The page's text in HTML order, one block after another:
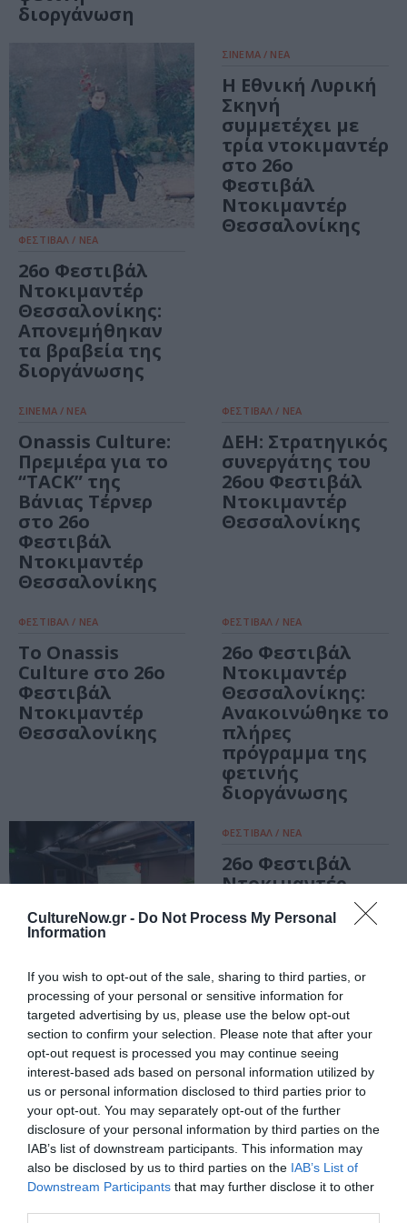
CultureNow.gr - Do Not Process My Personal
Information
If you wish to opt-out of the sale, sharing to third parties, or
processing of your personal or sensitive information for
targeted advertising by us, please use the below opt-out
section to confirm your selection. Please note that after your
opt-out request is processed you may continue seeing
interest-based ads based on personal information utilized by
us or personal information disclosed to third parties prior to
your opt-out. You may separately opt-out of the further
disclosure of your personal information by third parties on the
IAB’s list of downstream participants. This information may
also be disclosed by us to third parties on the IAB’s List of
Downstream Participants that may further disclose it to other
διοργάνωση
ΦΕΣΤΙΒΑΛ / ΝΕΑ
26ο Φεστιβάλ
Ντοκιμαντέρ
Θεσσαλονίκης:
Απονεμήθηκαν
τα βραβεία της
διοργάνωσης
ΣΙΝΕΜΑ / ΝΕΑ
Η Εθνική Λυρική
Σκηνή
συμμετέχει με
τρία ντοκιμαντέρ
στο 26ο
Φεστιβάλ
Ντοκιμαντέρ
Θεσσαλονίκης
ΣΙΝΕΜΑ / ΝΕΑ
Onassis Culture:
Πρεμιέρα για το
“TACΚ” της
Βάνιας Τέρνερ
στο 26ο
Φεστιβάλ
Ντοκιμαντέρ
Θεσσαλονίκης
ΦΕΣΤΙΒΑΛ / ΝΕΑ
ΔΕΗ: Στρατηγικός
συνεργάτης του
26ου Φεστιβάλ
Ντοκιμαντέρ
Θεσσαλονίκης
ΦΕΣΤΙΒΑΛ / ΝΕΑ
To Onassis
Culture στo 26ο
Φεστιβάλ
Ντοκιμαντέρ
Θεσσαλονίκης
ΦΕΣΤΙΒΑΛ / ΝΕΑ
26ο Φεστιβάλ
Ντοκιμαντέρ
Θεσσαλονίκης:
Ανακοινώθηκε το
πλήρες
πρόγραμμα της
φετινής
διοργάνωσης
ΦΕΣΤΙΒΑΛ / ΝΕΑ
26ο Φεστιβάλ
Ντοκιμαντέρ
Θεσσαλονίκης:
Νέες
συνεργασίες και
βραβεία στην
πιο δυναμική
Αγορά της
νοτιοανατολικής
ΦΕΣΤΙΒΑΛ / ΝΕΑ
26ο Φεστιβάλ
Ντοκιμαντέρ
Θεσσαλονίκης:
Ανακαλύψτε 67
ντοκιμαντέρ!